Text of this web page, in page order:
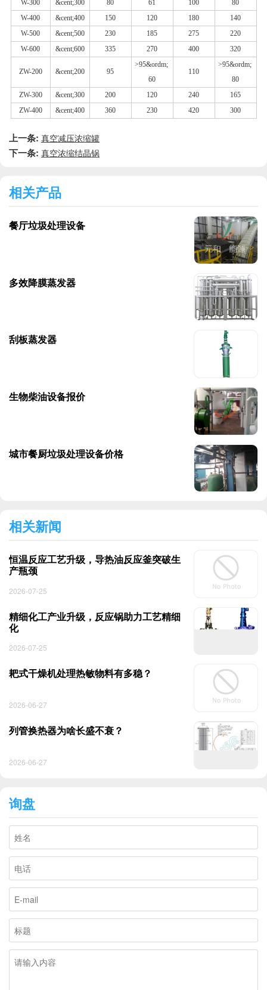
W-300
&cent;300 80 61 100
80
W-400
&cent;400 150 120 180
140
W-500
&cent;500 230 185 275
220
W-600
&cent;600 335 270 400 320
ZW-200 &cent;200 95
>95&ordm;
60
110
>95&ordm;
80
ZW-300
&cent;300 200 120 240
165
ZW-400
&cent;400 360 230 420 300
上一条: 真空减压浓缩罐
下一条: 真空浓缩结晶锅
相关产品
餐厅垃圾处理设备
多效降膜蒸发器
刮板蒸发器
生物柴油设备​报价
城市餐厨垃圾处理设备价格
相关新闻
恒温反应工艺升级，导热油反应釜突破生
产瓶颈
2026-07-25
精细化工产业升级，反应锅助力工艺精细
化
2026-07-25
耙式干燥机处理热敏物料有多稳？
2026-06-27
列管换热器为啥长盛不衰？
2026-06-27
询盘